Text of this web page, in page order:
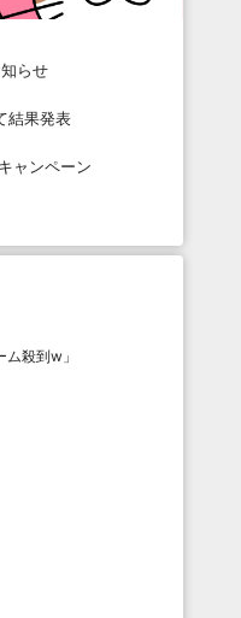
らせ
結果発表
ャンペーン
ム殺到w 」